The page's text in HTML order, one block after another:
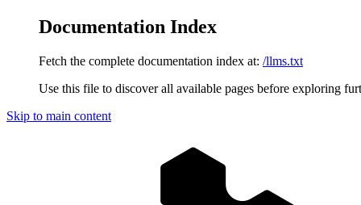
Documentation Index
Fetch the complete documentation index at: /llms.txt
Use this file to discover all available pages before exploring
Skip to main content